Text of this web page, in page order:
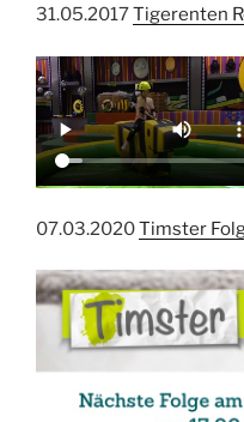
31.05.2017Tigerenten
07.03.2020Timster